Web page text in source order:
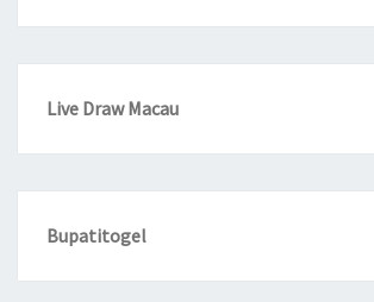
Live Draw Macau
Bupatitogel